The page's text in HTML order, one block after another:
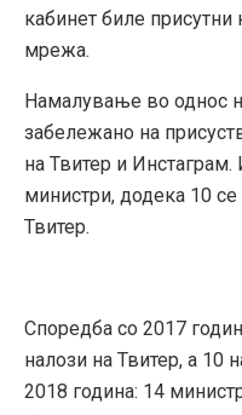
кабинет биле присутни
мрежа.
Намалување во однос
забележано на
на Твитер и Инстаграм.
министри, додека 10
Твитер.
Споредба со 2017
налози на Твитер, а 10
2018 година: 14